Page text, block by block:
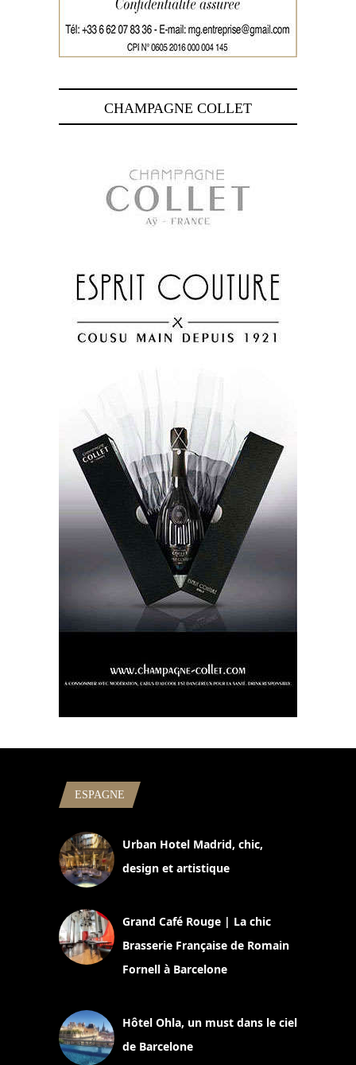
CHAMPAGNE COLLET
ESPAGNE
Urban Hotel Madrid, chic,
design et artistique
Grand Café Rouge | La chic
Brasserie Française de Romain
Fornell à Barcelone
Hôtel Ohla, un must dans le ciel
de Barcelone